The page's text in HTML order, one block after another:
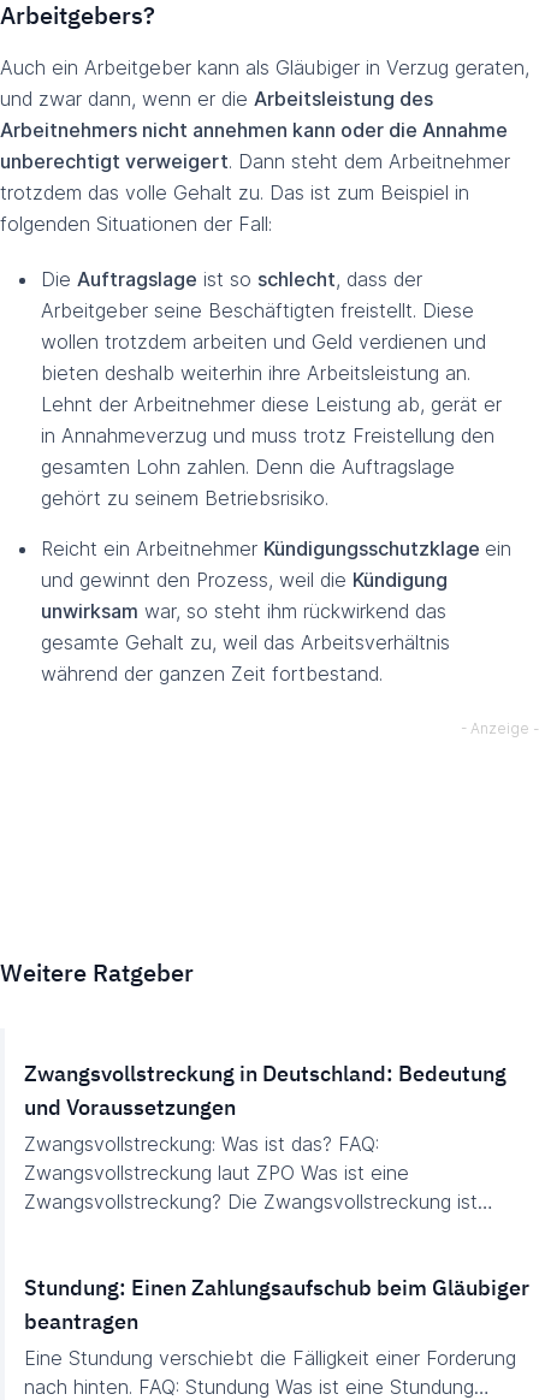
Arbeitgebers?
Auch ein Arbeitgeber kann als Gläubiger in Verzug geraten,
und zwar dann, wenn er die Arbeitsleistung des
Arbeitnehmers nicht annehmen kann oder die Annahme
unberechtigt verweigert. Dann steht dem Arbeitnehmer
trotzdem das volle Gehalt zu. Das ist zum Beispiel in
folgenden Situationen der Fall:
Die Auftragslage ist so schlecht, dass der
Arbeitgeber seine Beschäftigten freistellt. Diese
wollen trotzdem arbeiten und Geld verdienen und
bieten deshalb weiterhin ihre Arbeitsleistung an.
Lehnt der Arbeitnehmer diese Leistung ab, gerät er
in Annahmeverzug und muss trotz Freistellung den
gesamten Lohn zahlen. Denn die Auftragslage
gehört zu seinem Betriebsrisiko.
Reicht ein Arbeitnehmer Kündigungsschutzklage ein
und gewinnt den Prozess, weil die Kündigung
unwirksam war, so steht ihm rückwirkend das
gesamte Gehalt zu, weil das Arbeitsverhältnis
während der ganzen Zeit fortbestand.
Weitere Ratgeber
Zwangsvollstreckung in Deutschland: Bedeutung
und Voraussetzungen
Zwangsvollstreckung: Was ist das? FAQ:
Zwangsvollstreckung laut ZPO Was ist eine
Zwangsvollstreckung? Die Zwangsvollstreckung ist…
Stundung: Einen Zahlungsaufschub beim Gläubiger
beantragen
Eine Stundung verschiebt die Fälligkeit einer Forderung
nach hinten. FAQ: Stundung Was ist eine Stundung…